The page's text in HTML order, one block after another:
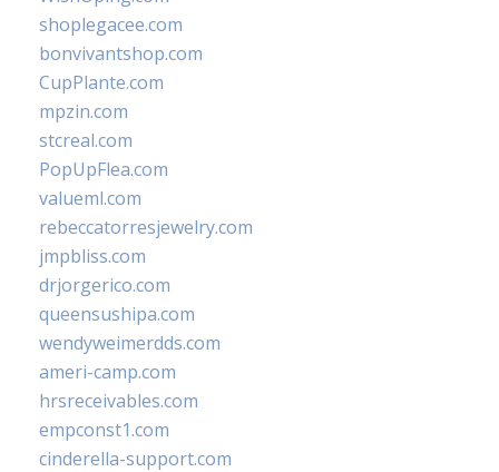
shoplegacee.com
bonvivantshop.com
CupPlante.com
mpzin.com
stcreal.com
PopUpFlea.com
valueml.com
rebeccatorresjewelry.com
jmpbliss.com
drjorgerico.com
queensushipa.com
wendyweimerdds.com
ameri-camp.com
hrsreceivables.com
empconst1.com
cinderella-support.com